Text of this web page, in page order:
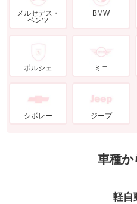
メルセデス・
ベンツ
BMW
ポルシェ ミニ
シボレー ジープ
車種か
軽自